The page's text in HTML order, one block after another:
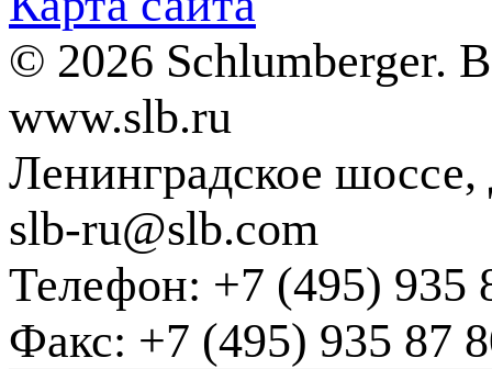
© 2026 Schlumberger.
www.slb.ru
Ленинградское
slb-ru@slb.com
Телефон: +7 (495) 935
Факс: +7 (495) 935 87